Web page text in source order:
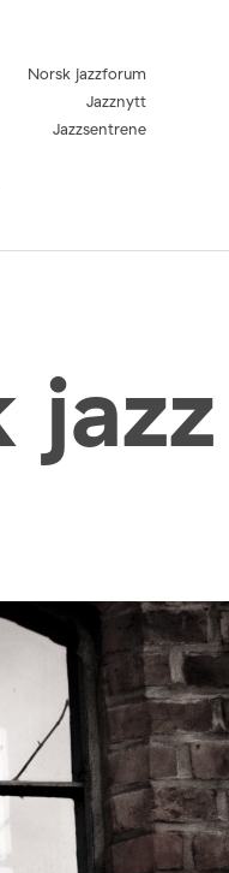
Norsk jazzforum
Jazznytt
Jazzsentrene
jazz